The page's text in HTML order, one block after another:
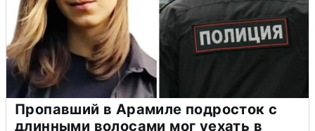
Пропавший в Арамиле подросток с
длинными волосами мог уехать в